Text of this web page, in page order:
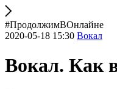
#ПродолжимВОнлайне
2020-05-18 15:30 Вокал
Вокал. Как